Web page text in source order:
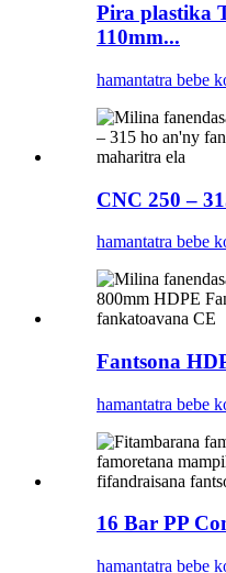
Pira plastika
110mm...
hamantatra bebe
CNC 250 –
hamantatra bebe
Fantsona
hamantatra bebe
16 Bar PP
hamantatra bebe